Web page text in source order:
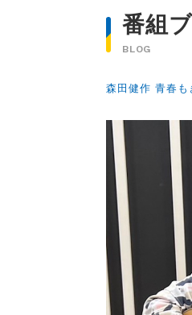
番組
BLOG
森田健作 青春も